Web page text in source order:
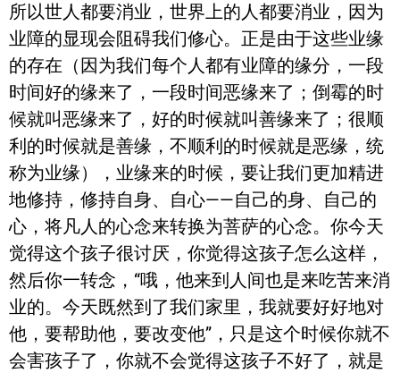
所以世人都要消业，世界上的人都要消业，因为
业障的显现会阻碍我们修心。正是由于这些业缘
的存在（因为我们每个人都有业障的缘分，一段
时间好的缘来了，一段时间恶缘来了；倒霉的时
候就叫恶缘来了，好的时候就叫善缘来了；很顺
利的时候就是善缘，不顺利的时候就是恶缘，统
称为业缘），业缘来的时候，要让我们更加精进
地修持，修持自身、自心——自己的身、自己的
心，将凡人的心念来转换为菩萨的心念。你今天
觉得这个孩子很讨厌，你觉得这孩子怎么这样，
然后你一转念，“哦，他来到人间也是来吃苦来消
业的。今天既然到了我们家里，我就要好好地对
他，要帮助他，要改变他”，只是这个时候你就不
会害孩子了，你就不会觉得这孩子不好了，就是